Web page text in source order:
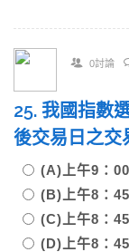
0討論
25. 我國指數
後交易日之
(A)上午9：
(B)上午8：
(C)上午8：
(D)上午8：